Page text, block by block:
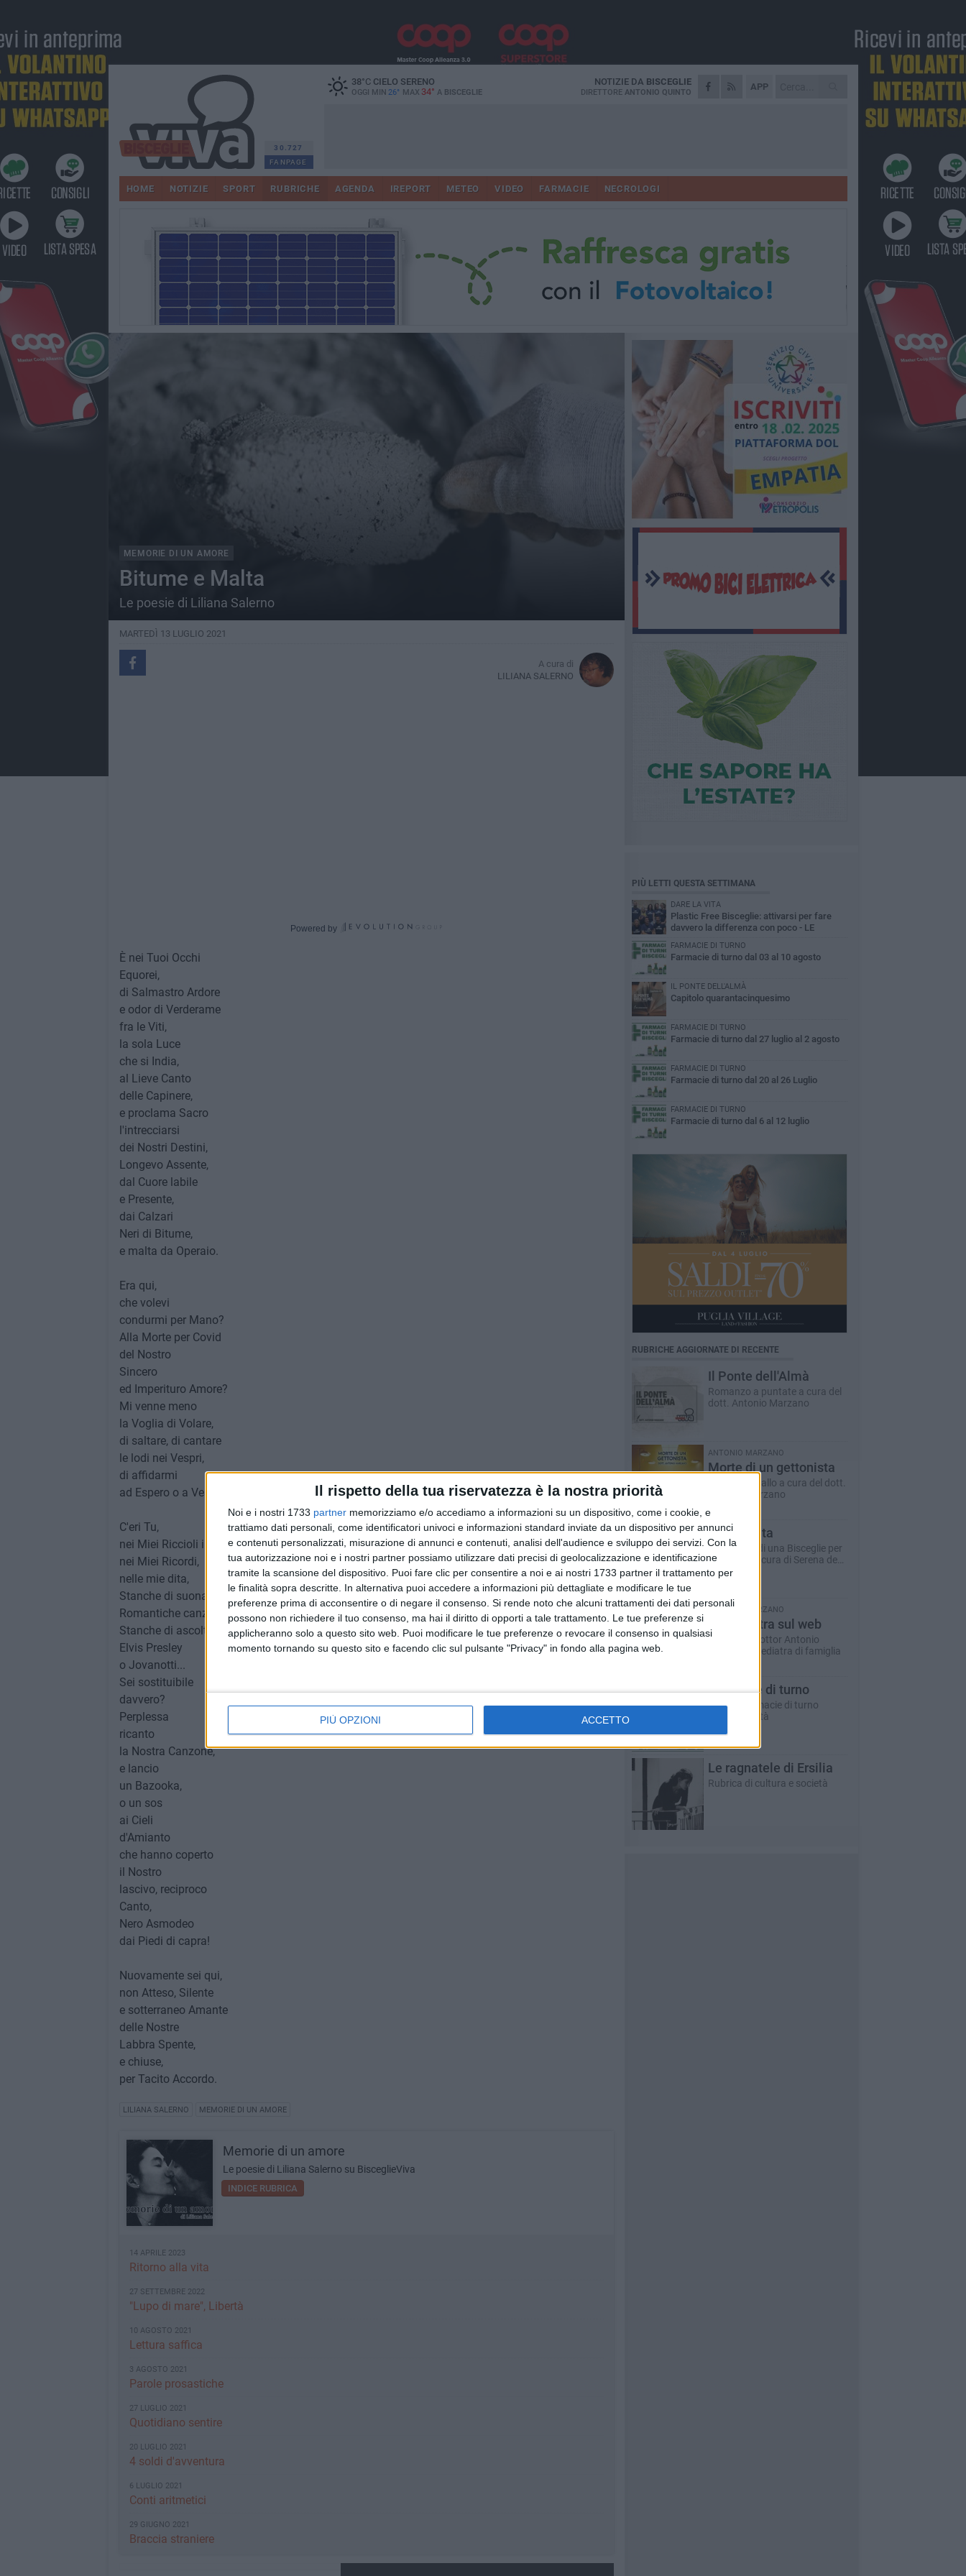
Il rispetto della tua riservatezza è la nostra priorità
Noi e i nostri 1733 partner memorizziamo e/o accediamo a informazioni su un dispositivo, come i cookie, e
trattiamo dati personali, come identificatori univoci e informazioni standard inviate da un dispositivo per annunci
e contenuti personalizzati, misurazione di annunci e contenuti, analisi dell'audience e sviluppo dei servizi. Con la
tua autorizzazione noi e i nostri partner possiamo utilizzare dati precisi di geolocalizzazione e identificazione
tramite la scansione del dispositivo. Puoi fare clic per consentire a noi e ai nostri 1733 partner il trattamento per
le finalità sopra descritte. In alternativa puoi accedere a informazioni più dettagliate e modificare le tue
preferenze prima di acconsentire o di negare il consenso. Si rende noto che alcuni trattamenti dei dati personali
possono non richiedere il tuo consenso, ma hai il diritto di opporti a tale trattamento. Le tue preferenze si
applicheranno solo a questo sito web. Puoi modificare le tue preferenze o revocare il consenso in qualsiasi
momento tornando su questo sito e facendo clic sul pulsante "Privacy" in fondo alla pagina web.
PIÙ OPZIONI ACCETTO
30.727
FANPAGE
38°CCIELO SERENO
OGGI MIN 26° MAX 34° A BISCEGLIE
APP
NOTIZIE DA BISCEGLIE
DIRETTORE ANTONIO QUINTO
HOME NOTIZIE SPORT RUBRICHE AGENDA IREPORT METEO VIDEO FARMACIE NECROLOGI
MEMORIE DI UN AMORE
Bitume e Malta
Le poesie di Liliana Salerno
MARTEDÌ 13 LUGLIO 2021
A cura di
LILIANA SALERNO
Powered by
È nei Tuoi Occhi
Equorei,
di Salmastro Ardore
e odor di Verderame
fra le Viti,
la sola Luce
che si India,
al Lieve Canto
delle Capinere,
e proclama Sacro
l'intrecciarsi
dei Nostri Destini,
Longevo Assente,
dal Cuore labile
e Presente,
dai Calzari
Neri di Bitume,
e malta da Operaio.
Era qui,
che volevi
condurmi per Mano?
Alla Morte per Covid
del Nostro
Sincero
ed Imperituro Amore?
Mi venne meno
la Voglia di Volare,
di saltare, di cantare
le lodi nei Vespri,
di affidarmi
ad Espero o a Vespero.
C'eri Tu,
nei Miei Riccioli impavidi,
nei Miei Ricordi,
nelle mie dita,
Stanche di suonare
Romantiche canzoni.
Stanche di ascoltare
Elvis Presley
o Jovanotti...
Sei sostituibile
davvero?
Perplessa
ricanto
la Nostra Canzone,
e lancio
un Bazooka,
o un sos
ai Cieli
d'Amianto
che hanno coperto
il Nostro
lascivo, reciproco
Canto,
Nero Asmodeo
dai Piedi di capra!
Nuovamente sei qui,
non Atteso, Silente
e sotterraneo Amante
delle Nostre
Labbra Spente,
e chiuse,
per Tacito Accordo.
LILIANA SALERNO MEMORIE DI UN AMORE
Memorie di un amore
Le poesie di Liliana Salerno su BisceglieViva
INDICE RUBRICA
14 APRILE 2023
Ritorno alla vita
27 SETTEMBRE 2022
"Lupo di mare", Libertà
10 AGOSTO 2021
Lettura saffica
3 AGOSTO 2021
Parole prosastiche
27 LUGLIO 2021
Quotidiano sentire
20 LUGLIO 2021
4 soldi d'avventura
6 LUGLIO 2021
Conti aritmetici
29 GIUGNO 2021
Braccia straniere
PIÙ LETTI QUESTA SETTIMANA
DARE LA VITA
Plastic Free Bisceglie: attivarsi per fare
davvero la differenza con poco - LE
FARMACIE DI TURNO
Farmacie di turno dal 03 al 10 agosto
IL PONTE DELL'ALMÀ
Capitolo quarantacinquesimo
FARMACIE DI TURNO
Farmacie di turno dal 27 luglio al 2 agosto
FARMACIE DI TURNO
Farmacie di turno dal 20 al 26 Luglio
FARMACIE DI TURNO
Farmacie di turno dal 6 al 12 luglio
RUBRICHE AGGIORNATE DI RECENTE
Il Ponte dell'Almà
Romanzo a puntate a cura del
dott. Antonio Marzano
ANTONIO MARZANO
Morte di un gettonista
Racconto giallo a cura del dott.
Antonio Marzano
Dare la vita
Il racconto di una Bisceglie per
il Sociale - a cura di Serena de
Musso
ANTONIO MARZANO
Un pediatra sul web
A cura del dottor Antonio
Marzano - pediatra di famiglia
Farmacie di turno
Tutte le farmacie di turno
aperte in città
Le ragnatele di Ersilia
Rubrica di cultura e società